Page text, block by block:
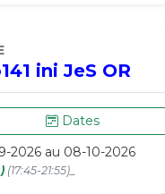
ini JeS OR
Dates
2026 au 08-10-2026
(17:45-21:55)_